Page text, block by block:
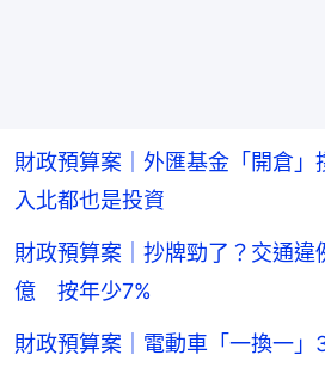
財政預算案｜外匯基金「開倉
入北都也是投資
財政預算案｜抄牌勁了？交通違
億 按年少7%
財政預算案｜電動車「一換一